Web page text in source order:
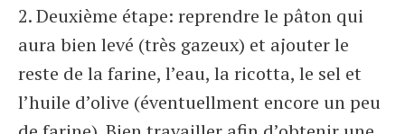
2. Deuxième étape: reprendre le pâton qui
aura bien levé (très gazeux) et ajouter le
reste de la farine, l’eau, la ricotta, le sel et
l’huile d’olive (éventuellment encore un peu